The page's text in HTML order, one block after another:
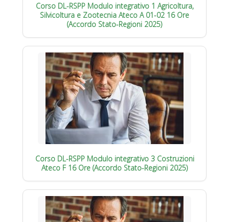
Corso DL-RSPP Modulo integrativo 1 Agricoltura,
Silvicoltura e Zootecnia Ateco A 01-02 16 Ore
(Accordo Stato-Regioni 2025)
Corso DL-RSPP Modulo integrativo 3 Costruzioni
Ateco F 16 Ore (Accordo Stato-Regioni 2025)